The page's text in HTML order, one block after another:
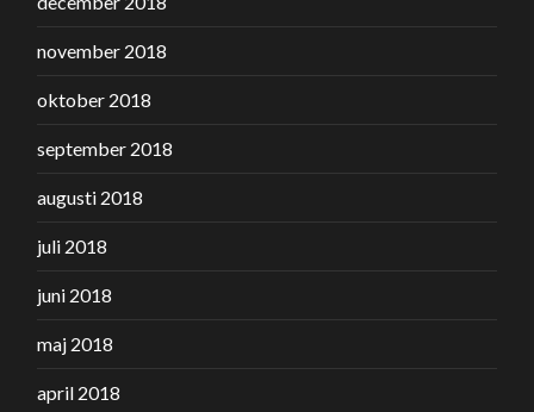
november 2018
oktober 2018
september 2018
augusti 2018
juli 2018
juni 2018
maj 2018
april 2018